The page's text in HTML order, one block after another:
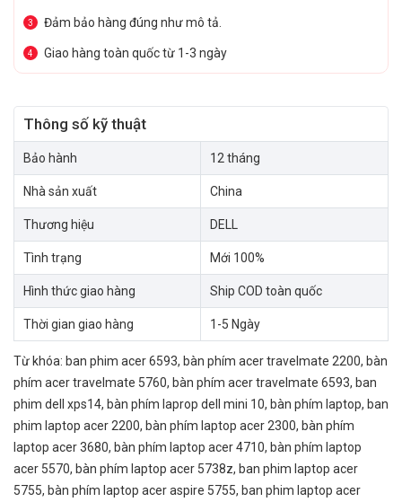
3 Đảm bảo hàng đúng như mô tả.
4 Giao hàng toàn quốc từ 1-3 ngày
Thông số kỹ thuật
Bảo hành 12 tháng
Nhà sản xuất China
Thương hiệu DELL
Tình trạng Mới 100%
Hình thức giao hàng Ship COD toàn quốc
Thời gian giao hàng 1-5 Ngày
Từ khóa: ban phim acer 6593, bàn phím acer travelmate 2200, bàn
phím acer travelmate 5760, bàn phím acer travelmate 6593, ban
phim dell xps14, bàn phím laprop dell mini 10, bàn phím laptop, ban
phim laptop acer 2200, bàn phím laptop acer 2300, bàn phím
laptop acer 3680, bàn phím laptop acer 4710, bàn phím laptop
acer 5570, bàn phím laptop acer 5738z, ban phim laptop acer
5755, bàn phím laptop acer aspire 5755, ban phim laptop acer